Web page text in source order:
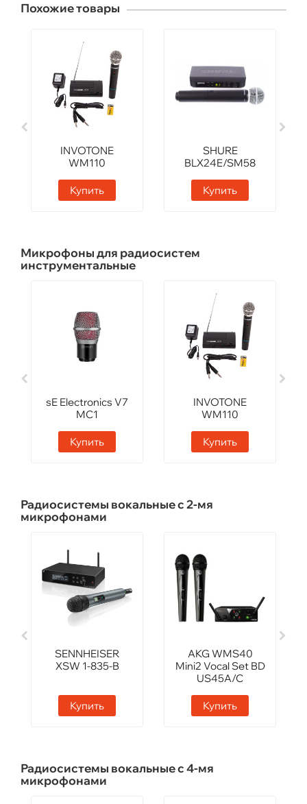
Похожие товары
INVOTONE
WM110
Купить
SHURE
BLX24E/SM58
Купить
Микрофоны для радиосистем
инструментальные
sE Electronics V7
MC1
Купить
INVOTONE
WM110
Купить
Радиосистемы вокальные с 2-мя
микрофонами
SENNHEISER
XSW 1-835-B
Купить
AKG WMS40
Mini2 Vocal Set BD
US45A/C
Купить
Радиосистемы вокальные с 4-мя
микрофонами